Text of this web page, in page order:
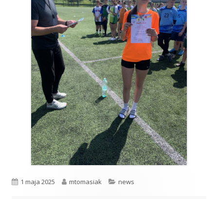
Opublikowano
1 maja 2025 Autor
mtomasiak Kategorie
news